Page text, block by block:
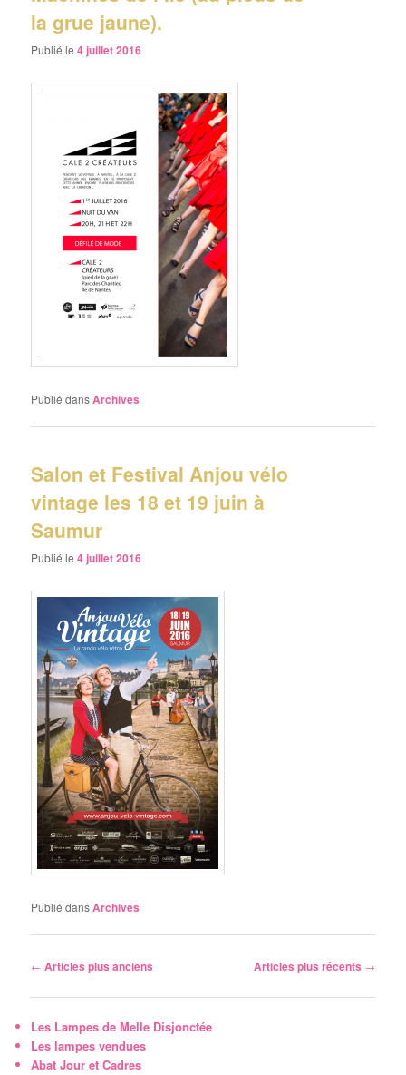
la grue jaune).
Publié le4 juillet 2016
Publié dansArchives
Salon et Festival Anjou vélo
vintage les 18 et 19 juin à
Saumur
Publié le4 juillet 2016
Publié dansArchives
Navigation des articles
← Articles plus anciens Articles plus récents →
Les Lampes de Melle Disjonctée
Les lampes vendues
Abat Jour et Cadres